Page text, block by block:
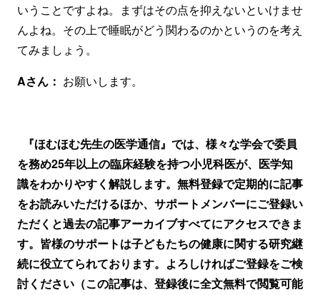
いうことですよね。まずはその点を抑えないといけませ
んよね。その上で睡眠がどう関わるのかというのを考え
てみましょう。
Aさん： お願いします。
『ほむほむ先生の医学通信』では、様々な学会で委員
を務め25年以上の臨床経験を持つ小児科医が、医学知
識をわかりやすく解説します。無料登録で定期的に記事
をお読みいただけるほか、サポートメンバーにご登録い
ただくと過去の記事アーカイブすべてにアクセスできま
す。皆様のサポートは子どもたちの健康に関する研究継
続に役立てられております。よろしければご登録をご検
討ください（この記事は、登録後に全文無料で閲覧可能